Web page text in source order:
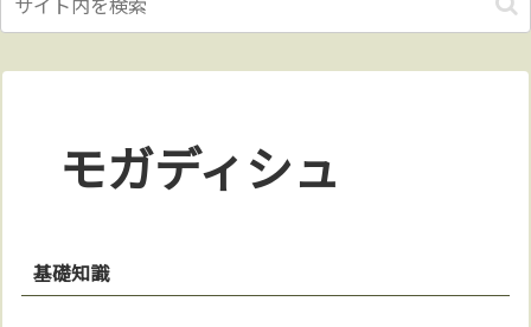
モガディシュ
基礎知識